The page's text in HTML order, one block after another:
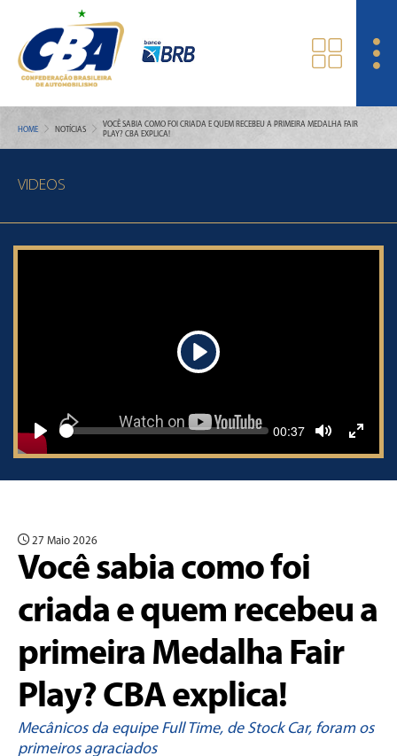
HOME NOTÍCIAS
VOCÊ SABIA COMO FOI CRIADA E QUEM RECEBEU A PRIMEIRA MEDALHA FAIR
PLAY? CBA EXPLICA!
VIDEOS
Play
Play
Seek Current
00:37
Mute
27 Maio 2026
Você sabia como foi
criada e quem recebeu a
primeira Medalha Fair
Play? CBA explica!
Mecânicos da equipe Full Time, de Stock Car, foram os
primeiros agraciados